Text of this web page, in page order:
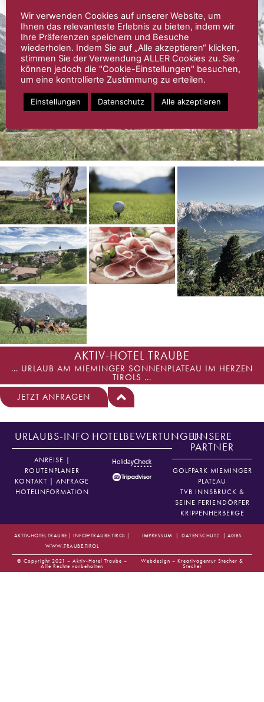
AKTIV-HOTEL TRAUBE
... URLAUB AM MIEMINGER SONNENPLATEAU IM HERZEN
TIROLS ...
JETZT ANFRAGEN
URLAUBS-INFO
ANREISE |
ROUTENPLANER
KONTAKT | ANFRAGE
HOTELINFORMATION
HOTELBEWERTUNGENUNSERE
PARTNER
GOLFPARK MIEMINGER
PLATEAU
TVB INNSBRUCK &
SEINE FERIENDÖRFER
KRIPPENHERBERGE
AKTIV-HOTEL TRAUBE | INFO@TRAUBE.TIROL |
WWW.TRAUBE.TIROL
IMPRESSUM |DATENSCHUTZ | AGBS
© Copyright 2021 – Aktiv-Hotel Traube –
Alle Rechte vorbehalten
Webdesign – Kreativagentur Stecher &
Stecher
Wir verwenden Cookies auf unserer Website, um
Ihnen das relevanteste Erlebnis zu bieten, indem wir
Ihre Präferenzen speichern und Besuche
wiederholen. Indem Sie auf „Alle akzeptieren“ klicken,
stimmen Sie der Verwendung ALLER Cookies zu. Sie
können jedoch die "Cookie-Einstellungen" besuchen,
um eine kontrollierte Zustimmung zu erteilen.
Einstellungen Datenschutz Alle akzeptieren